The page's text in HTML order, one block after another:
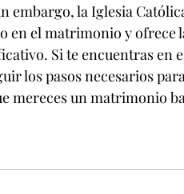
embargo, la Iglesia
en el matrimonio y ofrece
Si te encuentras en
los pasos necesarios
mereces un matrimonio